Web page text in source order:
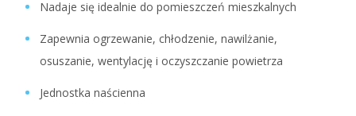
Nadaje się idealnie do pomieszczeń mieszkalnych
Zapewnia ogrzewanie, chłodzenie, nawilżanie,
osuszanie, wentylację i oczyszczanie powietrza
Jednostka naścienna